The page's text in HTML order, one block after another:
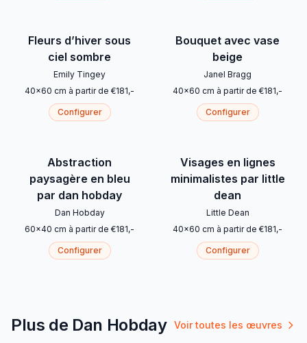
Fleurs d’hiver sous
ciel sombre
Emily Tingey
40x60 cm à partir de €181,-
Configurer
Bouquet avec vase
beige
Janel Bragg
40x60 cm à partir de €181,-
Configurer
Abstraction
paysagère en bleu
par dan hobday
Dan Hobday
60x40 cm à partir de €181,-
Configurer
Visages en lignes
minimalistes par little
dean
Little Dean
40x60 cm à partir de €181,-
Configurer
Plus de Dan Hobday Voir toutes les œuvres